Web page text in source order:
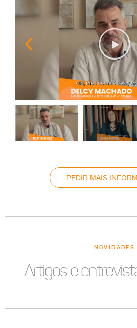
PEDIR MAIS
NOVIDADES
Artigos e